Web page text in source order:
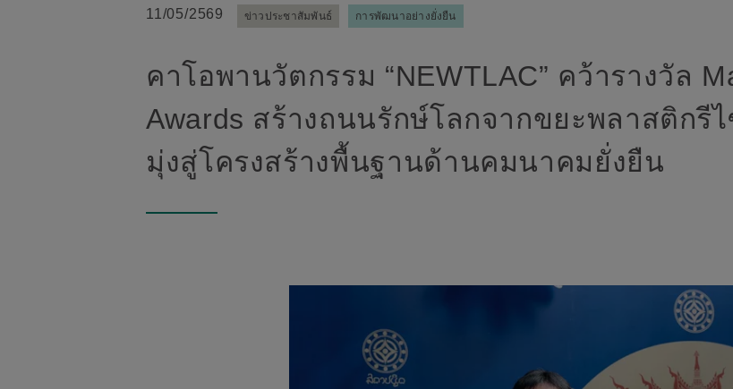
11/05/2569 ข่าวประชาสัมพันธ์ การพัฒนาอย่างยั่งยืน
คาโอพานวัตกรรม “NEWTLAC” คว้ารางวัล
Awards สร้างถนนรักษ์โลกจากขยะพลาสติกรีไ
มุ่งสู่โครงสร้างพื้นฐานด้านคมนาคมยั่งยืน